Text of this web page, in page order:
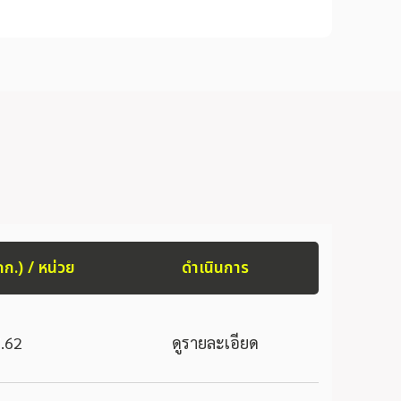
.) / หน่วย ดำเนินการ
ดูรายละเอียด